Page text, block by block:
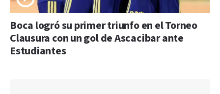
Boca logró su primer triunfo en el Torneo
Clausura con un gol de Ascacibar ante
Estudiantes